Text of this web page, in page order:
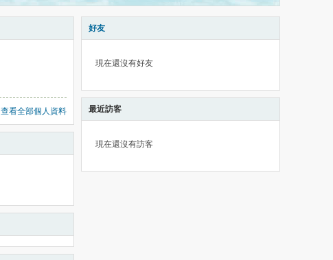
查看全部個人資料
好友
現在還沒有好友
最近訪客
現在還沒有訪客